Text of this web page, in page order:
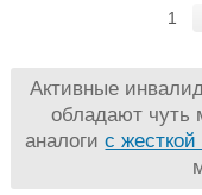
1
Активные
обладают чуть
аналогис жесткой